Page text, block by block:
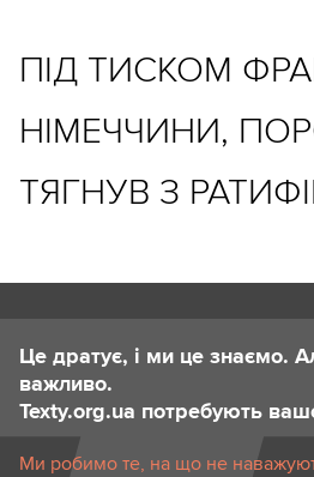
ПІД ТИСКОМ
НІМЕЧЧИНИ,
ТЯГНУВ З
Це дратує, і ми це знаємо.
важливо.
Texty.org.ua потребують
Ми робимо те, на що не